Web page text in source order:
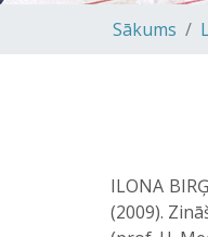
Sākums
ILONA
(2009).